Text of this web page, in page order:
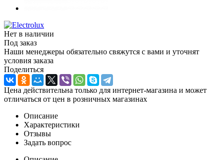
Нет в наличии
Под заказ
Наши менеджеры обязательно свяжутся с вами и уточнят
условия заказа
Поделиться
Цена действительна только для интернет-магазина и может
отличаться от цен в розничных магазинах
Описание
Характеристики
Отзывы
Задать вопрос